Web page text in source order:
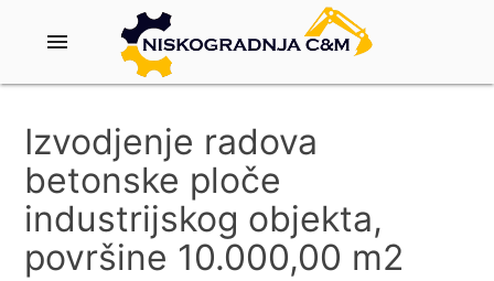
menu
Izvodjenje radova
betonske ploče
industrijskog objekta,
površine 10.000,00 m2